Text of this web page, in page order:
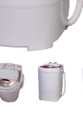
برای بزرگنمایی کلیک کنید